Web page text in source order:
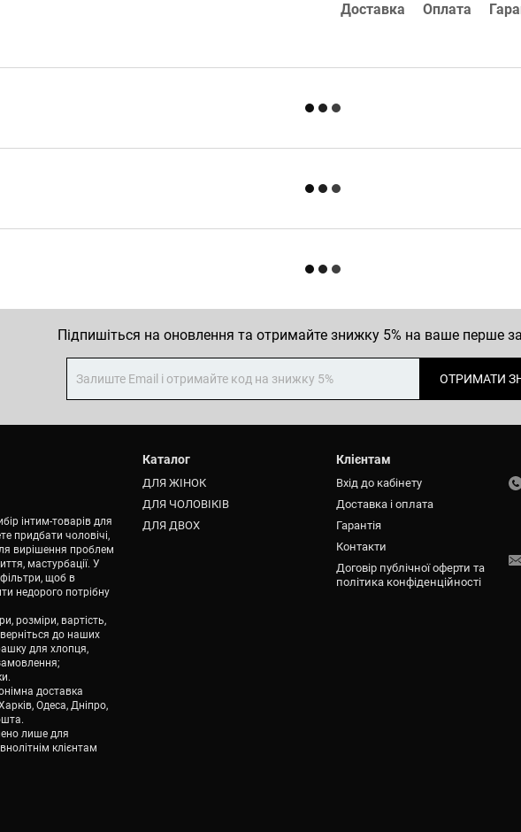
Доставка Оплата
Підпишіться на оновлення та отримайте знижку 5% на ваше перше
ОТРИМАТИ
інтим-товарів для
придбати чоловічі,
вирішення проблем
мастурбації. У
фільтри, щоб в
недорого потрібну
розміри, вартість,
до наших
для хлопця,
доставка
Одеса, Дніпро,
лише для
клієнтам
Каталог
ДЛЯ ЖІНОК
ДЛЯ ЧОЛОВІКІВ
ДЛЯ ДВОХ
Клієнтам
Вхід до кабінету
Доставка і оплата
Гарантія
Контакти
Договір публічної оферти та
політика конфіденційності